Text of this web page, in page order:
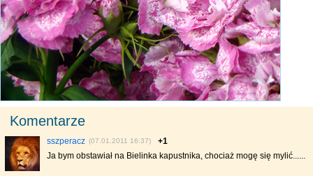
Komentarze
sszperacz (07.01.2011 16:37)
+1
Ja bym obstawiał na Bielinka kapustnika, chociaż mogę się mylić......